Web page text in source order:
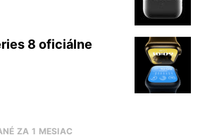
8 oficiálne
ZA 1 MESIAC